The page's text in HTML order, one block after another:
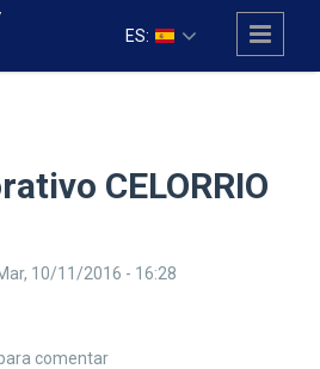
ES:
CELORRIO
10/11/2016 - 16:28
CELORRIO (parte 3)
comentar